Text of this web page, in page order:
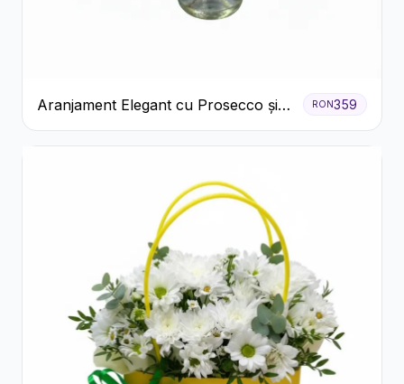
Aranjament Elegant cu Prosecco și
Flori Galbene.
RON359